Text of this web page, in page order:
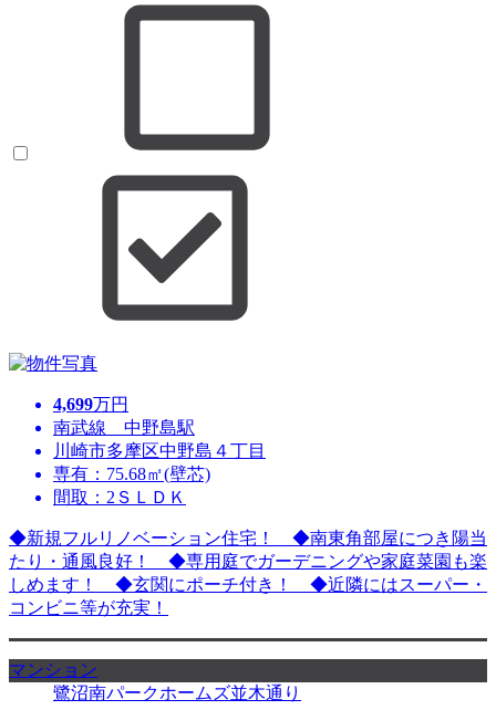
4,699万円
南武線 中野島駅
川崎市多摩区中野島４丁目
専有：75.68㎡(壁芯)
間取：2ＳＬＤＫ
◆新規フルリノベーション住宅！ ◆南東角部屋につき陽当
たり・通風良好！ ◆専用庭でガーデニングや家庭菜園も楽
しめます！ ◆玄関にポーチ付き！ ◆近隣にはスーパー・
コンビニ等が充実！
マンション
鷺沼南パークホームズ並木通り